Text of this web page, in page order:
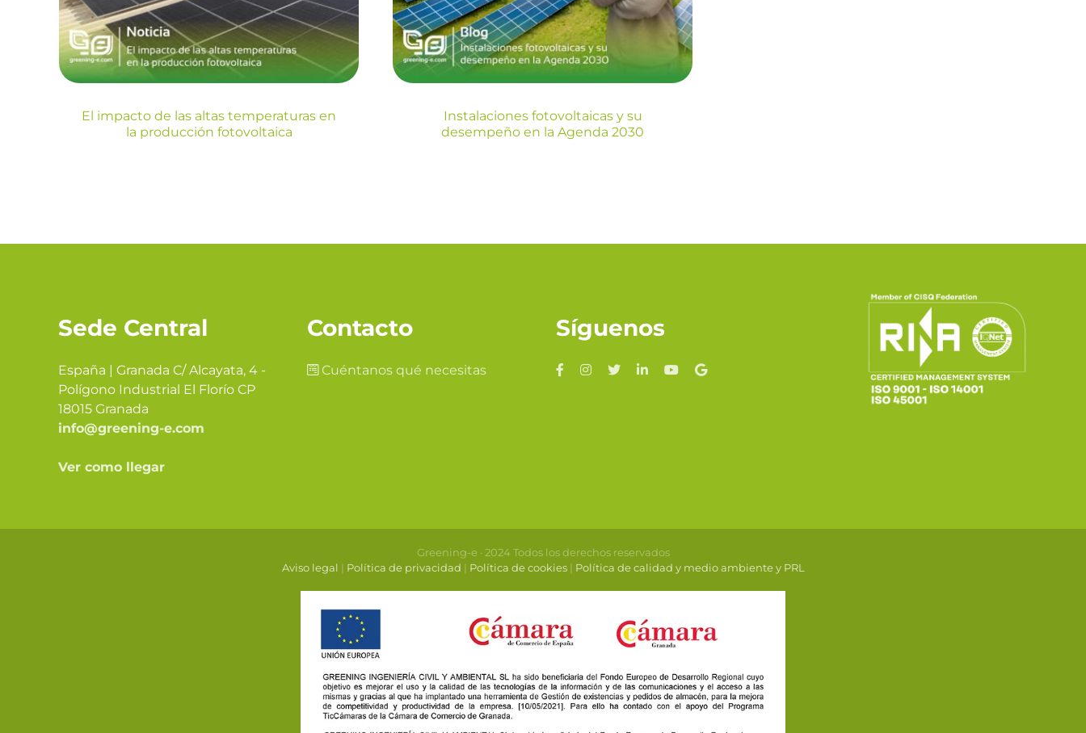
fotovoltaica
Blog
El impacto de las altas temperaturas en
la producción fotovoltaica
Agenda 2030
Blog
Instalaciones fotovoltaicas y su
desempeño en la Agenda 2030
Sede Central
España | Granada C/ Alcayata, 4 -
Polígono Industrial El Florío CP
18015 Granada
info@greening-e.com
Ver como llegar
Contacto
Cuéntanos qué necesitas
Síguenos
Greening-e · 2024 Todos los derechos reservados
Aviso legal | Política de privacidad | Política de cookies| Política de calidad y medio ambiente y PRL